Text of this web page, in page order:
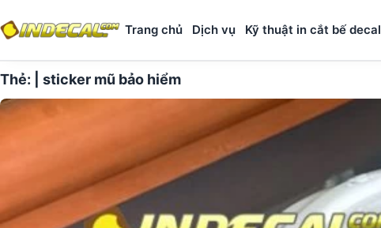
Trang chủ Dịch vụ Kỹ thuật in cắt bế decal
Thẻ: | sticker mũ bảo hiểm